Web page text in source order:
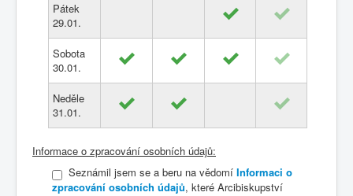
Pátek
29.01.
Sobota
30.01.
Neděle
31.01.
Informace o zpracování osobních údajů:
Seznámil jsem se a beru na vědomí Informaci o
zpracování osobních údajů, které Arcibiskupství